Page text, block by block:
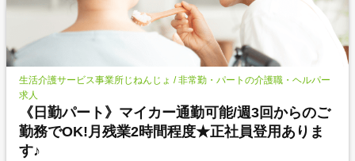
生活介護サービス事業所じねんじょ / 非常勤・パートの介護職・ヘルパー
求人
《日勤パート》マイカー通勤可能/週3回からのご
勤務でOK!月残業2時間程度★正社員登用ありま
す♪